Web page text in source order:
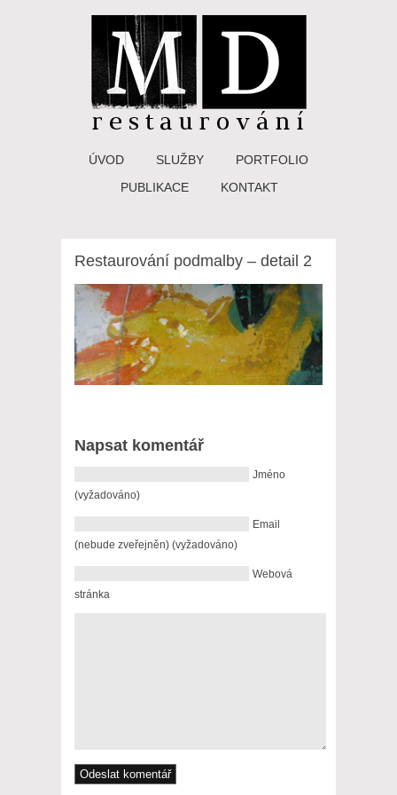
ÚVOD SLUŽBY
PORTFOLIO
PUBLIKACE
KONTAKT
Restaurování podmalby – detail 2
Napsat komentář
Jméno
(vyžadováno)
Email
(nebude zveřejněn) (vyžadováno)
Webová
stránka